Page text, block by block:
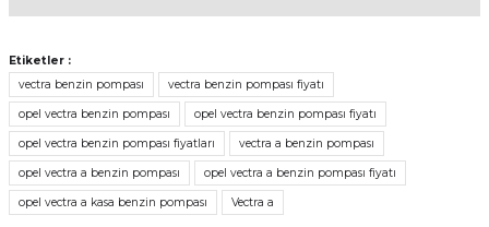
konularda yetersiz gördüğünüz noktaları öneri formunu kullanarak
tarafımıza iletebilirsiniz.
Görüş ve önerileriniz için teşekkür ederiz.
Ürün resmi kalitesiz, bozuk veya görüntülenemiyor.
Ürün açıklamasında eksik bilgiler bulunuyor.
Ürün bilgilerinde hatalar bulunuyor.
Etiketler :
vectra benzin pompası
vectra benzin pompası fiyatı
opel vectra benzin pompası opel vectra benzin pompası fiyatı
opel vectra benzin pompası fiyatları vectra a benzin pompası
opel vectra a benzin pompası opel vectra a benzin pompası fiyatı
opel vectra a kasa benzin pompası Vectra a